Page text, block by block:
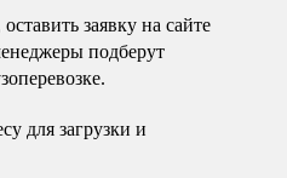
заявку на сайте
подберут
для загрузки и